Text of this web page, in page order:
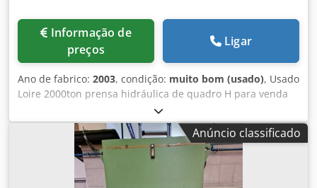
preços
Ligar
Ano de fabrico: 2003, condição: muito bom (usado), Usado
Loire 2000ton prensa hidráulica de quadro H para venda
Dimensões da mesa (x-y/mm) : 5000×2500 Dimensões da
corrediça (x-y/mm): 5000×2500 Curso (x/mm) : 1700 Luz em
tdc ( x/mm) : 2700 Janela lateral (x/mm): 2900 Almofada na
corrediça (x/mm) : 3400×1900 Curso da almofada na
corrediça (x/mm) : 150 Curso da almofada ( x/mm) : 400
Potência da almofada (tonelada): 600 Dedpfjn Sma Hex
Anúncio classificado